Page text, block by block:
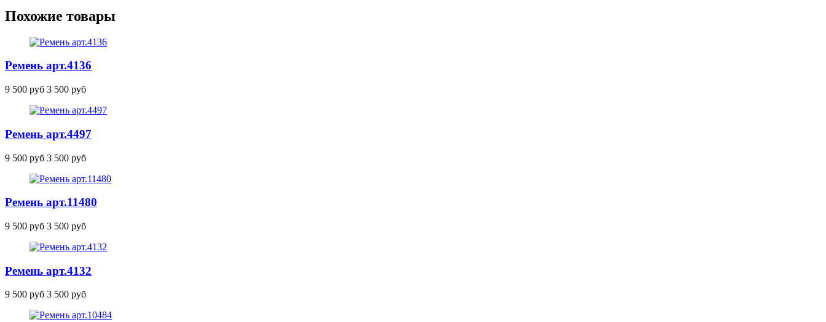
Похожие товары
Ремень арт.4136
9 500 руб 3 500 руб
Ремень арт.4497
9 500 руб 3 500 руб
Ремень арт.11480
9 500 руб 3 500 руб
Ремень арт.4132
9 500 руб 3 500 руб